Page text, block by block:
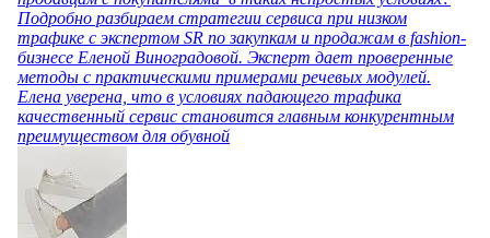
Подробно разбираем стратегии сервиса при низком
трафике с экспертом SR по закупкам и продажам в fashion-
бизнесе Еленой Виноградовой. Эксперт дает проверенные
методы с практическими примерами речевых модулей.
Елена уверена, что в условиях падающего трафика
качественный сервис становится главным конкурентным
преимуществом для обувной